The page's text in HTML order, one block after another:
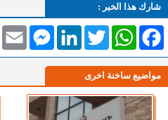
شارك هذا الخبر :
Email
MessengerLinkedInTwitterWhatsAppFacebook
مواضيع ساخنة اخرى